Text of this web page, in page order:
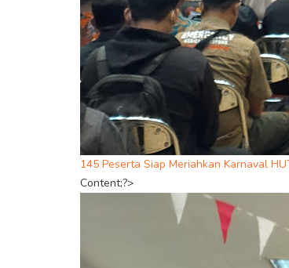
145 Peserta Siap Meriahkan Karnaval
Content;?>